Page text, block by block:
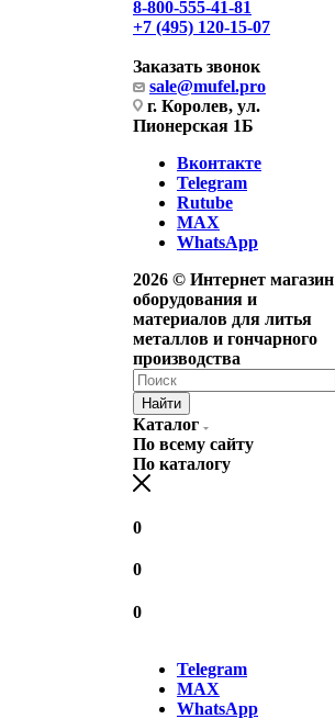
8-800-555-41-81
+7 (495) 120-15-07
Заказать звонок
sale@mufel.pro
г. Королев, ул.
Пионерская 1Б
Вконтакте
Telegram
Rutube
MAX
WhatsApp
2026 © Интернет магазин
оборудования и
материалов для литья
металлов и гончарного
производства
Найти
Каталог
По всему сайту
По каталогу
0
0
0
Telegram
MAX
WhatsApp